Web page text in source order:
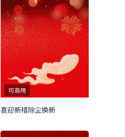
可商用
喜迎新禧除尘换新